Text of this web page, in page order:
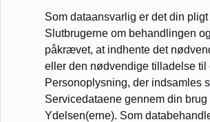
Som dataansvarlig er det din
Slutbrugerne om behandlingen
påkrævet, at indhente det
eller den nødvendige tilladelse til
Personoplysning, der indsamles
Servicedataene gennem din brug
Ydelsen(erne). Som